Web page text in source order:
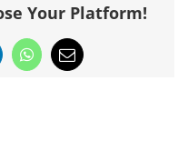
Your Platform!
WhatsApp
Email